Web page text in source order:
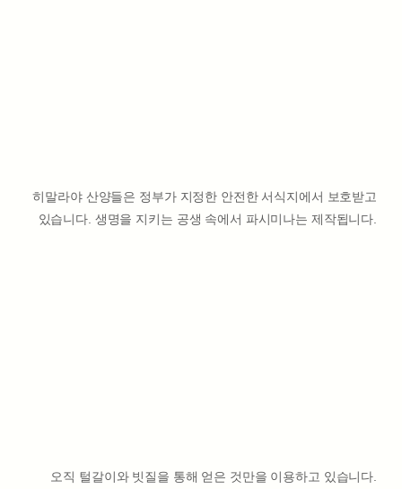
히말라야 산양들은 정부가 지정한 안전한 서식지에서 보호받고
있습니다. 생명을 지키는 공생 속에서 파시미나는 제작됩니다.
오직 털갈이와 빗질을 통해 얻은 것만을 이용하고 있습니다.